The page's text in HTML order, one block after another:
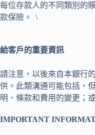
每位存款人的不同類別的
款保險。 \
給客戶的重要資訊
請注意，以後來自本銀行
供。此類溝通可能包括，
明、條款和費用的變更；
IMPORTANT